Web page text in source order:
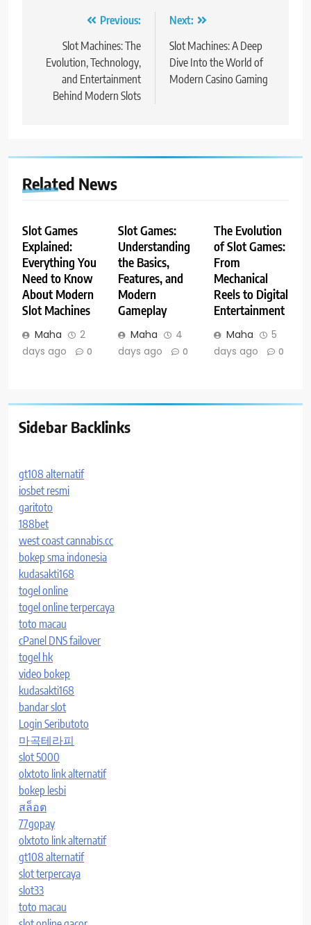
navigation
Previous:
Slot Machines: The
Evolution, Technology,
and Entertainment
Behind Modern Slots
Next:
Slot Machines: A Deep
Dive Into the World of
Modern Casino Gaming
Related News
Slot Games
Explained:
Everything You
Need to Know
About Modern
Slot Machines
Maha
2
days ago
0
Slot Games:
Understanding
the Basics,
Features, and
Modern
Gameplay
Maha
4
days ago
0
The Evolution
of Slot Games:
From
Mechanical
Reels to Digital
Entertainment
Maha
5
days ago
0
Sidebar Backlinks
gt108 alternatif
iosbet resmi
garitoto
188bet
west coast cannabis.cc
bokep sma indonesia
kudasakti168
togel online
togel online terpercaya
toto macau
cPanel DNS failover
togel hk
video bokep
kudasakti168
bandar slot
Login Seributoto
마곡테라피
slot 5000
olxtoto link alternatif
bokep lesbi
สล็อต
77gopay
olxtoto link alternatif
gt108 alternatif
slot terpercaya
slot33
toto macau